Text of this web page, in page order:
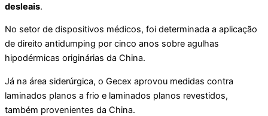
desleais.
No setor de dispositivos médicos, foi determinada a aplicação
de direito antidumping por cinco anos sobre agulhas
hipodérmicas originárias da China.
Já na área siderúrgica, o Gecex aprovou medidas contra
laminados planos a frio e laminados planos revestidos,
também provenientes da China.